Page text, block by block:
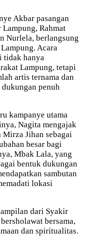
Akbar pasangan
Rahmat
Nurlela, berlangsung
Acara
tidak hanya
Lampung, tetapi
artis ternama dan
penuh
kampanye utama
Nagita mengajak
Jihan sebagai
besar bagi
Mbak Lala, yang
bentuk dukungan
sambutan
lokasi
dari Syakir
bersama,
dan spiritualitas.